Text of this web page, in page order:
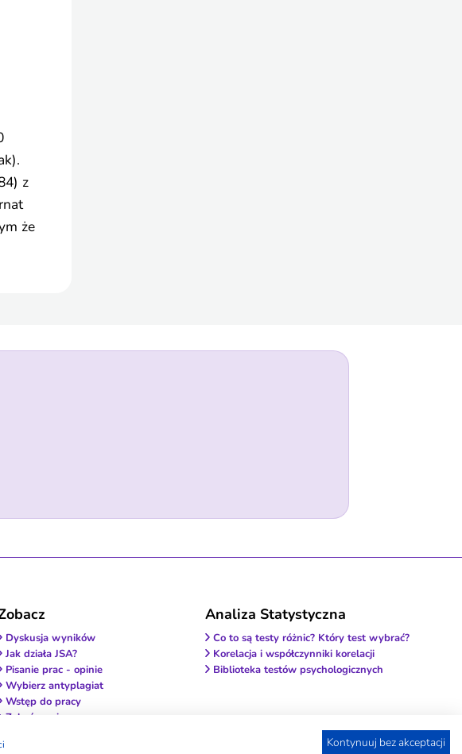
z
że
Dyskusja wyników
Jak działa JSA?
Pisanie prac - opinie
Wybierz antyplagiat
Wstęp do pracy
Zakończenie pracy
Analiza Statystyczna
Co to są testy różnic? Który test wybrać?
Korelacja i współczynniki korelacji
Biblioteka testów psychologicznych
Kontynuuj bez akceptacji